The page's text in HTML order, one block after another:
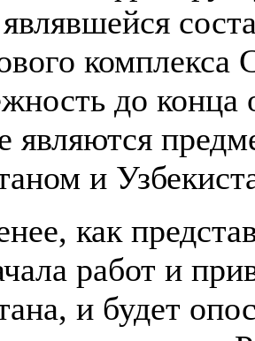
до конца
являются
и
как
работ и
и будет